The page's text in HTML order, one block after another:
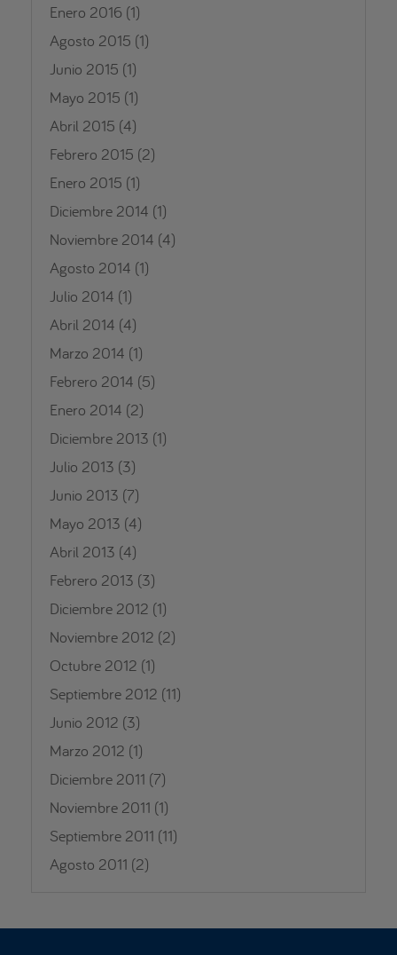
Enero 2016 (1)
Agosto 2015 (1)
Junio 2015 (1)
Mayo 2015 (1)
Abril 2015 (4)
Febrero 2015 (2)
Enero 2015 (1)
Diciembre 2014 (1)
Noviembre 2014 (4)
Agosto 2014 (1)
Julio 2014 (1)
Abril 2014 (4)
Marzo 2014 (1)
Febrero 2014 (5)
Enero 2014 (2)
Diciembre 2013 (1)
Julio 2013 (3)
Junio 2013 (7)
Mayo 2013 (4)
Abril 2013 (4)
Febrero 2013 (3)
Diciembre 2012 (1)
Noviembre 2012 (2)
Octubre 2012 (1)
Septiembre 2012 (11)
Junio 2012 (3)
Marzo 2012 (1)
Diciembre 2011 (7)
Noviembre 2011 (1)
Septiembre 2011 (11)
Agosto 2011 (2)